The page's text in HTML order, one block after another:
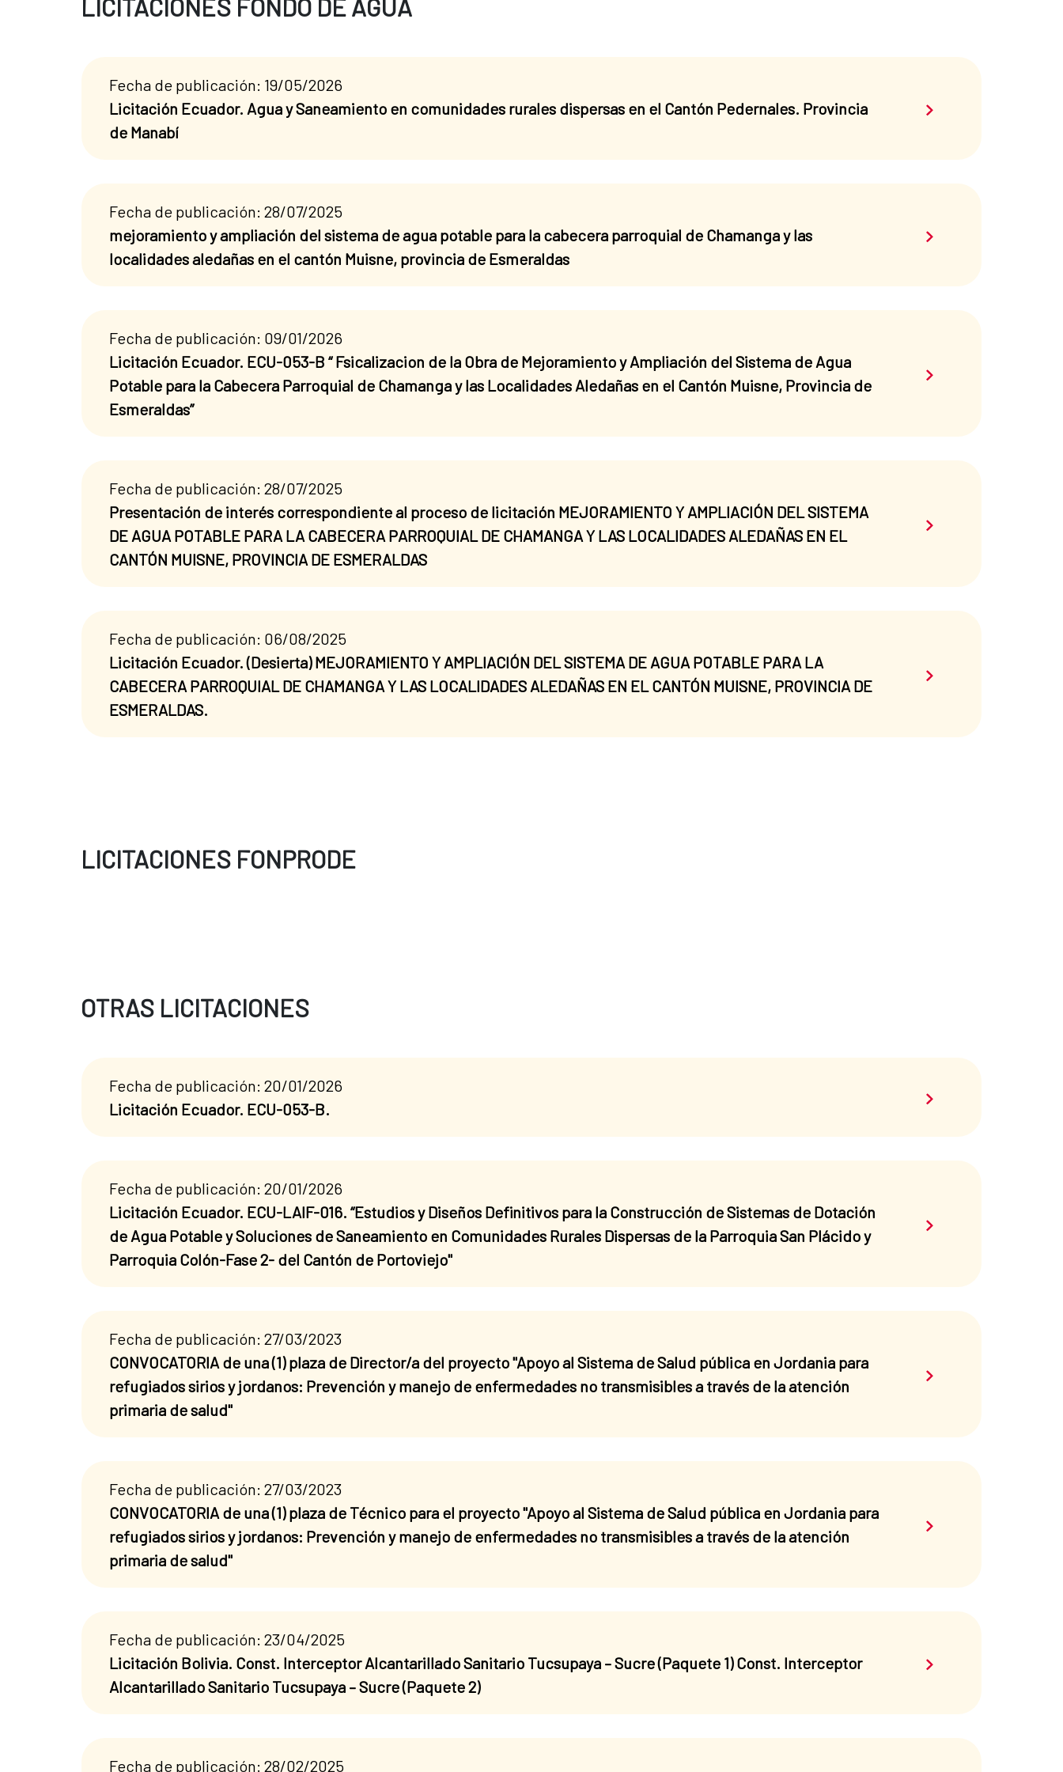
LICITACIONES FONDO DE AGUA
Fecha de publicación: 19/05/2026
Licitación Ecuador. Agua y Saneamiento en comunidades rurales dispersas en el Cantón Pedernales. Provincia
de Manabí
Saber más sobre el
Fecha de publicación: 28/07/2025
mejoramiento y ampliación del sistema de agua potable para la cabecera parroquial de Chamanga y las
localidades aledañas en el cantón Muisne, provincia de Esmeraldas
Saber más sobre el
Fecha de publicación: 09/01/2026
Licitación Ecuador. ECU-053-B “ Fsicalizacion de la Obra de Mejoramiento y Ampliación del Sistema de Agua
Potable para la Cabecera Parroquial de Chamanga y las Localidades Aledañas en el Cantón Muisne, Provincia de
Esmeraldas”
Saber más sobre el
Fecha de publicación: 28/07/2025
Presentación de interés correspondiente al proceso de licitación MEJORAMIENTO Y AMPLIACIÓN DEL SISTEMA
DE AGUA POTABLE PARA LA CABECERA PARROQUIAL DE CHAMANGA Y LAS LOCALIDADES ALEDAÑAS EN EL
CANTÓN MUISNE, PROVINCIA DE ESMERALDAS
Saber más sobre el
Fecha de publicación: 06/08/2025
Licitación Ecuador. (Desierta) MEJORAMIENTO Y AMPLIACIÓN DEL SISTEMA DE AGUA POTABLE PARA LA
CABECERA PARROQUIAL DE CHAMANGA Y LAS LOCALIDADES ALEDAÑAS EN EL CANTÓN MUISNE, PROVINCIA DE
ESMERALDAS.
Saber más sobre el
LICITACIONES FONPRODE
OTRAS LICITACIONES
Fecha de publicación: 20/01/2026
Licitación Ecuador. ECU-053-B.
Saber más sobre el
Fecha de publicación: 20/01/2026
Licitación Ecuador. ECU-LAIF-016. “Estudios y Diseños Definitivos para la Construcción de Sistemas de Dotación
de Agua Potable y Soluciones de Saneamiento en Comunidades Rurales Dispersas de la Parroquia San Plácido y
Parroquia Colón-Fase 2- del Cantón de Portoviejo"
Saber más sobre el
Fecha de publicación: 27/03/2023
CONVOCATORIA de una (1) plaza de Director/a del proyecto "Apoyo al Sistema de Salud pública en Jordania para
refugiados sirios y jordanos: Prevención y manejo de enfermedades no transmisibles a través de la atención
primaria de salud"
Saber más sobre el
Fecha de publicación: 27/03/2023
CONVOCATORIA de una (1) plaza de Técnico para el proyecto "Apoyo al Sistema de Salud pública en Jordania para
refugiados sirios y jordanos: Prevención y manejo de enfermedades no transmisibles a través de la atención
primaria de salud"
Saber más sobre el
Fecha de publicación: 23/04/2025
Licitación Bolivia. Const. Interceptor Alcantarillado Sanitario Tucsupaya – Sucre (Paquete 1) Const. Interceptor
Alcantarillado Sanitario Tucsupaya – Sucre (Paquete 2)
Saber más sobre el
Fecha de publicación: 28/02/2025